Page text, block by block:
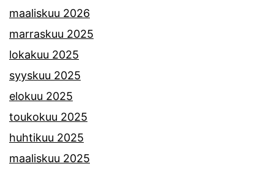
maaliskuu 2026
marraskuu 2025
lokakuu 2025
syyskuu 2025
elokuu 2025
toukokuu 2025
huhtikuu 2025
maaliskuu 2025